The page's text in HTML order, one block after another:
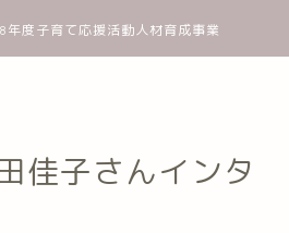
年度子育て応援活動人材育成事業
佳子さんインタ